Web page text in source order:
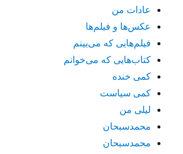
عادات من
عکس‌ها و فیلم‌ها
فیلم‌هایی که می‌بینم
کتاب‌هایی که می‌خوانم
کمی خنده
کمی سیاست
لیلی من
محمدسبحان
محمدسبحان